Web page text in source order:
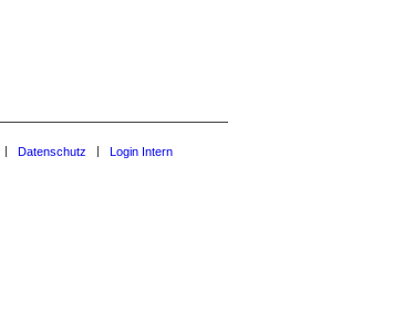
Datenschutz Login Intern